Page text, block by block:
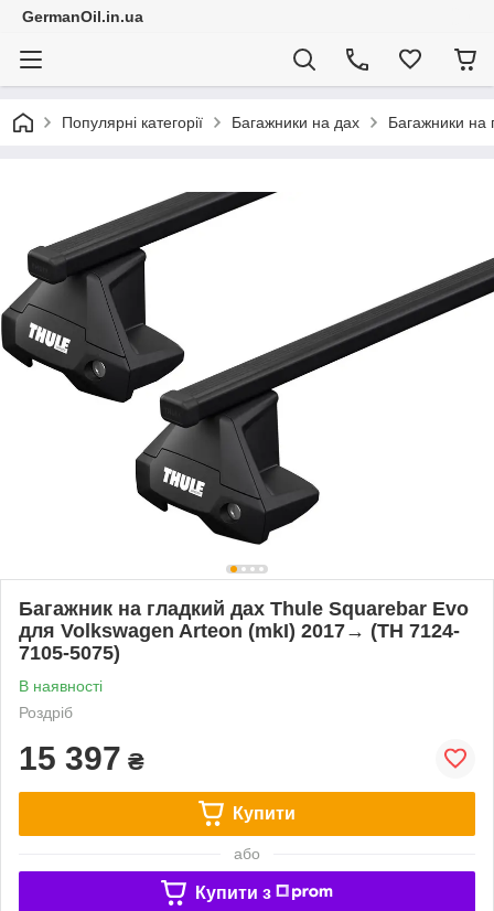
GermanOil.in.ua
Популярні категорії Багажники на дах Багажники на
Багажник на гладкий дах Thule Squarebar Evo
для Volkswagen Arteon (mkI) 2017→ (TH 7124-
7105-5075)
В наявності
Роздріб
15 397 ₴
Купити
або
Купити з